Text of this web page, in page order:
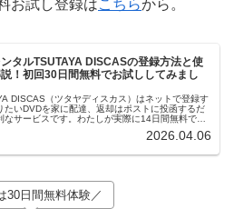
お試し登録はこちらから。
タルTSUTAYA DISCASの登録方法と使
！初回30日間無料でお試ししてみまし
DISCAS（ツタヤディスカス）はネットで登録す
たいDVDを家に配達、返却はポストに投函するだ
なサービスです。わたしが実際に14日間無料でお
ます。
2026.04.06
30日間無料体験／